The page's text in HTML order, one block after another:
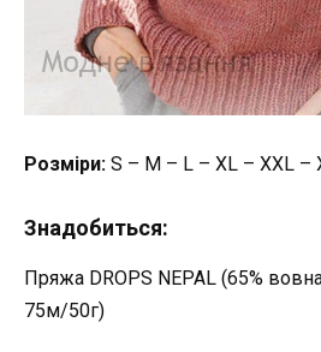
Розміри: S – M – L – XL – XXL –
Знадобиться:
Пряжа DROPS NEPAL (65%
75м/50г)